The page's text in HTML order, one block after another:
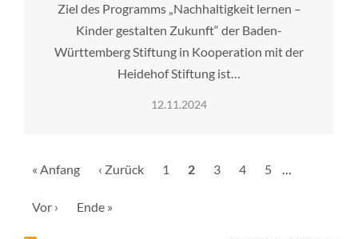
Ziel des Programms „Nachhaltigkeit lernen –
Kinder gestalten Zukunft“ der Baden-
Württemberg Stiftung in Kooperation mit der
Heidehof Stiftung ist…
12.11.2024
Erste
« Anfang
Vorherige
‹ Zurück Seite
1
Aktuelle
2 Seite
3 Seite
4 Seite
5 …
Nächste
Vor ›
Letzte
Ende »